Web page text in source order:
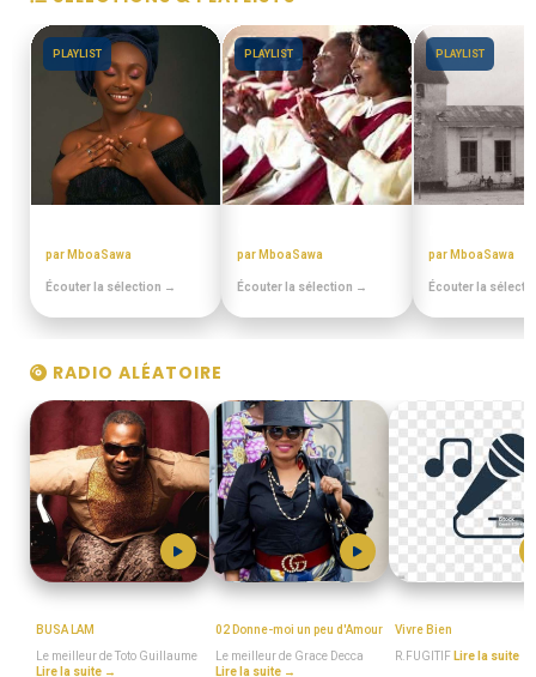
PLAYLIST
par MboaSawa
Écouter la sélection →
PLAYLIST
par MboaSawa
Écouter la sélection →
PLAYLIST
par MboaSawa
Écouter la
RADIO ALÉATOIRE
BUSA LAM
Le meilleur de Toto Guillaume
Lire la suite →
02 Donne-moi un peu d'Amour
Le meilleur de Grace Decca
Lire la suite →
Vivre Bien
R.FUGITIF Lire la suite →